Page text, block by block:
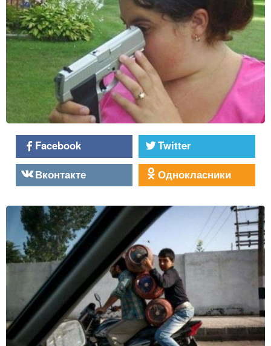
Facebook
Twitter
Вконтакте
Однокласники